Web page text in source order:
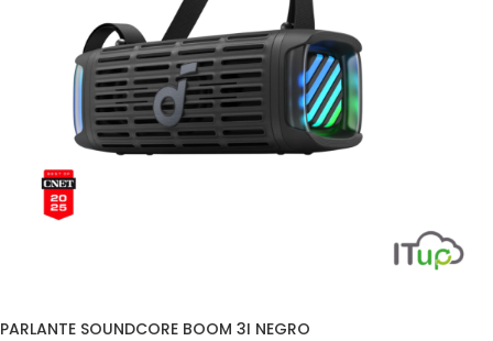
PARLANTE SOUNDCORE BOOM 3I NEGRO